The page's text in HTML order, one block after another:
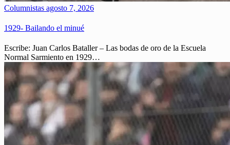
Columnistas agosto 7, 2026
1929- Bailando el minué
Escribe: Juan Carlos Bataller – Las bodas de oro de la Escuela
Normal Sarmiento en 1929…